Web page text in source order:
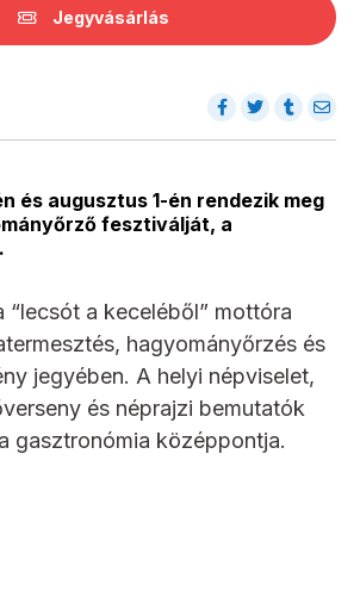
Jegyvásárlás
és augusztus 1-én rendezik meg
fesztiválját, a
“lecsót a keceléből” mottóra
hagyományőrzés és
jegyében. A helyi népviselet,
és néprajzi bemutatók
gasztronómia középpontja.